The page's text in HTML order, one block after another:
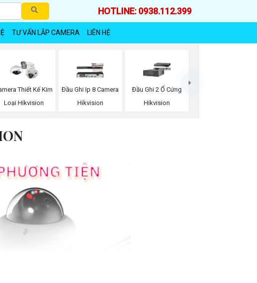
HOTLINE: 0938.112.399
TƯ VẤN LẮP CAMERA LIÊN HỆ
Thiết Kế Kim
Loại Hikvision
Đầu Ghi Ip 8 Camera
Hikvision
Đầu Ghi 2 Ổ Cứng
Hikvision